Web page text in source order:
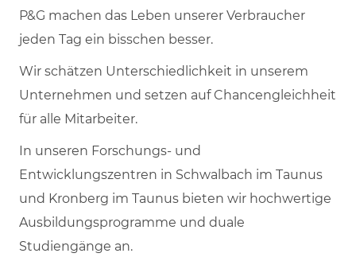
P&G machen das Leben unserer Verbraucher
jeden Tag ein bisschen besser.
Wir schätzen Unterschiedlichkeit in unserem
Unternehmen und setzen auf Chancengleichheit
für alle Mitarbeiter.
In unseren Forschungs- und
Entwicklungszentren in Schwalbach im Taunus
und Kronberg im Taunus bieten wir hochwertige
Ausbildungsprogramme und duale
Studiengänge an.